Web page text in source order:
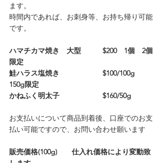
ます。
時間内であれば、お刺身等、お持ち帰り可能
です。
ハマチカマ焼き　大型　　　$200　1個　2個
限定
鮭ハラス塩焼き　　　　　　$100/100g
150g限定
かねふく明太子　　　　　　$160/50g
お支払いについて商品到着後、口座でのお支
払い可能ですので、お問い合わせ願います
販売価格(100g)　　仕入れ価格により変動致